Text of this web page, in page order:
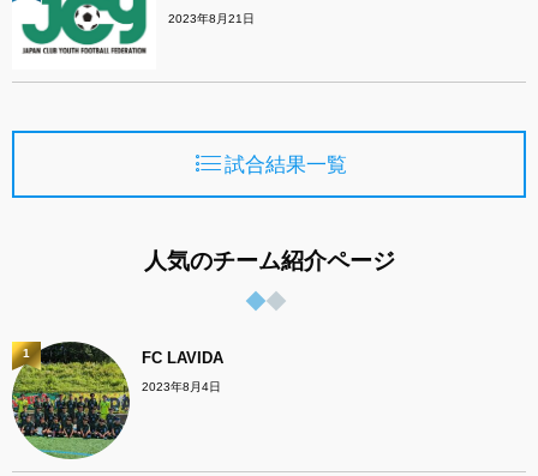
2023年8月21日
試合結果一覧
人気のチーム紹介ページ
FC LAVIDA
2023年8月4日
1